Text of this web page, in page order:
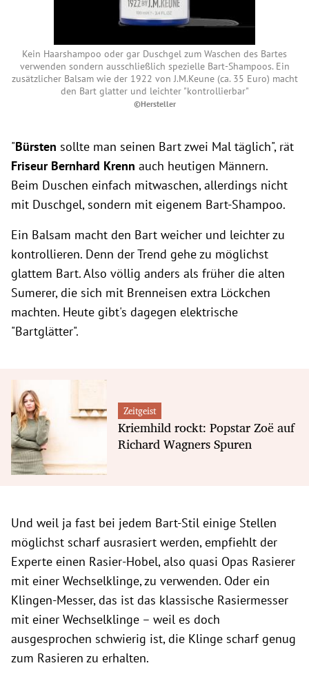
Kein Haarshampoo oder gar Duschgel zum Waschen des Bartes
verwenden sondern ausschließlich spezielle Bart-Shampoos. Ein
zusätzlicher Balsam wie der 1922 von J.M.Keune (ca. 35 Euro) macht
den Bart glatter und leichter "kontrollierbar"
©Hersteller
"Bürsten sollte man seinen Bart zwei Mal täglich", rät
Friseur Bernhard Krenn auch heutigen Männern.
Beim Duschen einfach mitwaschen, allerdings nicht
mit Duschgel, sondern mit eigenem Bart-Shampoo.
Ein Balsam macht den Bart weicher und leichter zu
kontrollieren. Denn der Trend gehe zu möglichst
glattem Bart. Also völlig anders als früher die alten
Sumerer, die sich mit Brenneisen extra Löckchen
machten. Heute gibt's dagegen elektrische
"Bartglätter".
Zeitgeist
Kriemhild rockt: Popstar Zoë auf
Richard Wagners Spuren
Und weil ja fast bei jedem Bart-Stil einige Stellen
möglichst scharf ausrasiert werden, empfiehlt der
Experte einen Rasier-Hobel, also quasi Opas Rasierer
mit einer Wechselklinge, zu verwenden. Oder ein
Klingen-Messer, das ist das klassische Rasiermesser
mit einer Wechselklinge – weil es doch
ausgesprochen schwierig ist, die Klinge scharf genug
zum Rasieren zu erhalten.